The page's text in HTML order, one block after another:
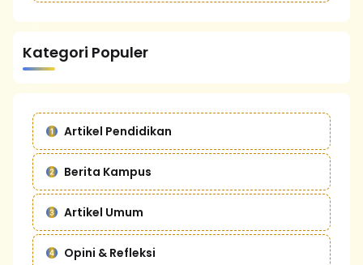
Kategori Populer
Artikel Pendidikan
Berita Kampus
Artikel Umum
Opini & Refleksi